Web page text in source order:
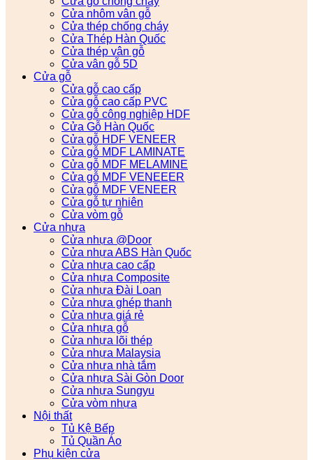
Cửa nhôm vân gỗ
Cửa thép chống cháy
Cửa Thép Hàn Quốc
Cửa thép vân gỗ
Cửa vân gỗ 5D
Cửa gỗ
Cửa gỗ cao cấp
Cửa gỗ cao cấp PVC
Cửa gỗ công nghiệp HDF
Cửa Gỗ Hàn Quốc
Cửa gỗ HDF VENEER
Cửa gỗ MDF LAMINATE
Cửa gỗ MDF MELAMINE
Cửa gỗ MDF VENEEER
Cửa gỗ MDF VENEER
Cửa gỗ tự nhiên
Cửa vòm gỗ
Cửa nhựa
Cửa nhựa @Door
Cửa nhựa ABS Hàn Quốc
Cửa nhựa cao cấp
Cửa nhựa Composite
Cửa nhựa Đài Loan
Cửa nhựa ghép thanh
Cửa nhựa giá rẻ
Cửa nhựa gỗ
Cửa nhựa lõi thép
Cửa nhựa Malaysia
Cửa nhựa nhà tắm
Cửa nhựa Sài Gòn Door
Cửa nhựa Sungyu
Cửa vòm nhựa
Nội thất
Tủ Kệ Bếp
Tủ Quần Áo
Phụ kiện cửa